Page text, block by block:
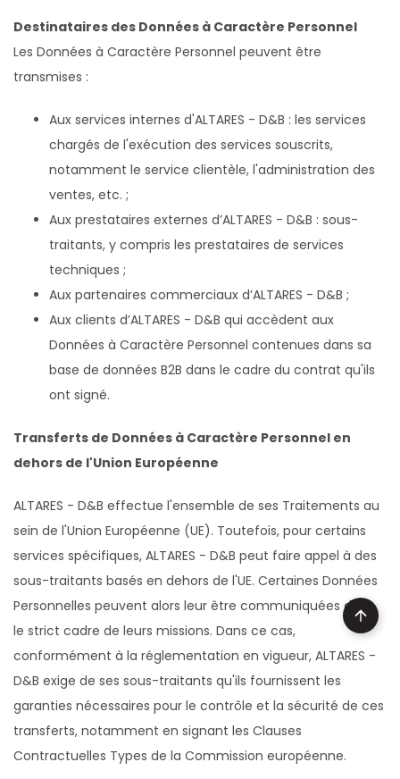
Destinataires des Données à Caractère Personnel
Les Données à Caractère Personnel peuvent être
transmises :
Aux services internes d'ALTARES - D&B : les services
chargés de l'exécution des services souscrits,
notamment le service clientèle, l'administration des
ventes, etc. ;
Aux prestataires externes d’ALTARES - D&B : sous-
traitants, y compris les prestataires de services
techniques ;
Aux partenaires commerciaux d’ALTARES - D&B ;
Aux clients d’ALTARES - D&B qui accèdent aux
Données à Caractère Personnel contenues dans sa
base de données B2B dans le cadre du contrat qu'ils
ont signé.
Transferts de Données à Caractère Personnel en
dehors de l'Union Européenne
ALTARES - D&B effectue l'ensemble de ses Traitements au
sein de l'Union Européenne (UE). Toutefois, pour certains
services spécifiques, ALTARES - D&B peut faire appel à des
sous-traitants basés en dehors de l'UE. Certaines Données
Personnelles peuvent alors leur être communiquées dans
le strict cadre de leurs missions. Dans ce cas,
conformément à la réglementation en vigueur, ALTARES -
D&B exige de ses sous-traitants qu'ils fournissent les
garanties nécessaires pour le contrôle et la sécurité de ces
transferts, notamment en signant les Clauses
Contractuelles Types de la Commission européenne.